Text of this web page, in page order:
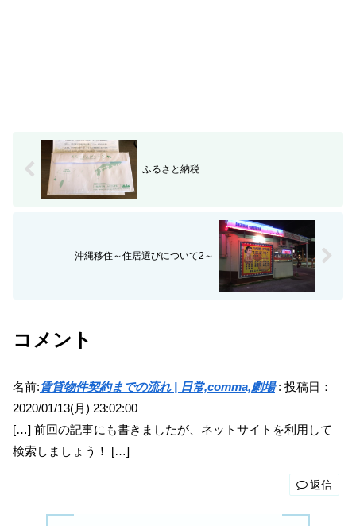
ふるさと納税
沖縄移住～住居選びについて2～
コメント
名前:賃貸物件契約までの流れ | 日常,comma,劇場: 投稿日：
2020/01/13(月) 23:02:00
[…] 前回の記事にも書きましたが、ネットサイトを利用して
検索しましょう！ […]
返信